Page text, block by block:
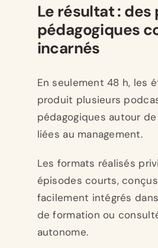
Le résultat :
pédagogiques
incarnés
En seulement 48 h, les
produit plusieurs
pédagogiques autour
liées au management.
Les formats réalisés
épisodes courts,
facilement intégrés
de formation ou
autonome.